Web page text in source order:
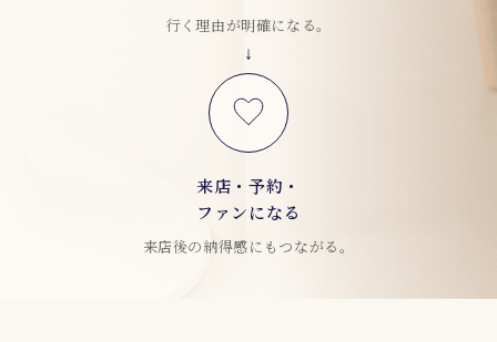
行く理由が明確になる。
来店・予約・
ファンになる
来店後の納得感にもつながる。